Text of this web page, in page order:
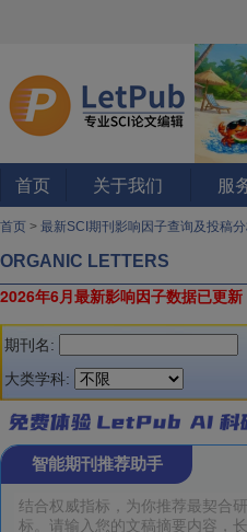
首页 关于我们 服
首页 > 最新SCI期刊影响因子查询及投稿
ORGANIC LETTERS
2026年6月最新影响因子数据已更新
期刊名:
大类学科:
智能期刊推荐助手